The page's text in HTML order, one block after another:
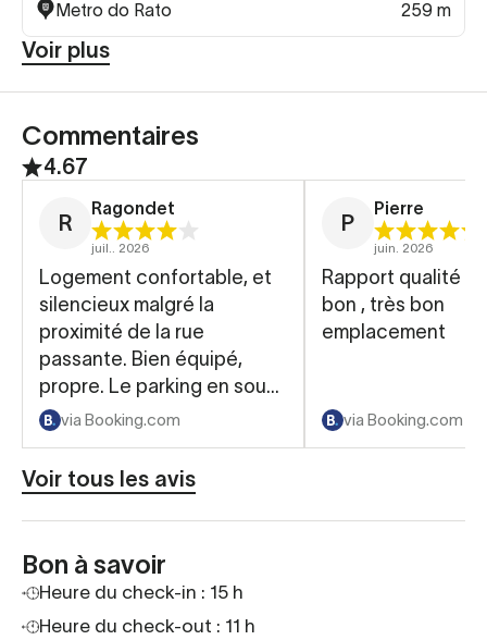
Metro do Rato 259 m
Voir plus
Commentaires
4.67
R
Ragondet
juil.. 2026
Logement confortable, et
silencieux malgré la
proximité de la rue
passante. Bien équipé,
propre. Le parking en sous
sol (réservation obligatoire)
déjeuner est de qualité.
via Booking.com
P
Pierre
juin. 2026
Rapport qualité
bon , très bon
emplacement
via Booking.com
Voir tous les avis
Bon à savoir
Heure du check-in : 15 h
Heure du check-out : 11 h